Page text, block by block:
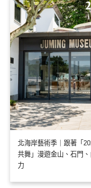
北海岸藝術季｜跟著「
共舞」漫遊金山、石門
力